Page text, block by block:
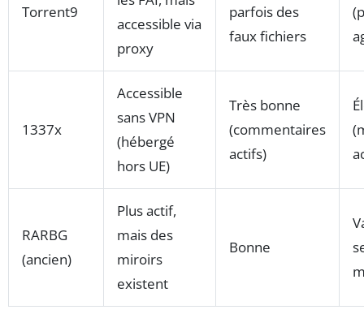
Torrent9
accessible via
proxy
parfois des
faux fichiers
1337x
Accessible
sans VPN
(hébergé
hors UE)
Très bonne
(commentaires
actifs)
RARBG
(ancien)
Plus actif,
mais des
miroirs
existent
Bonne